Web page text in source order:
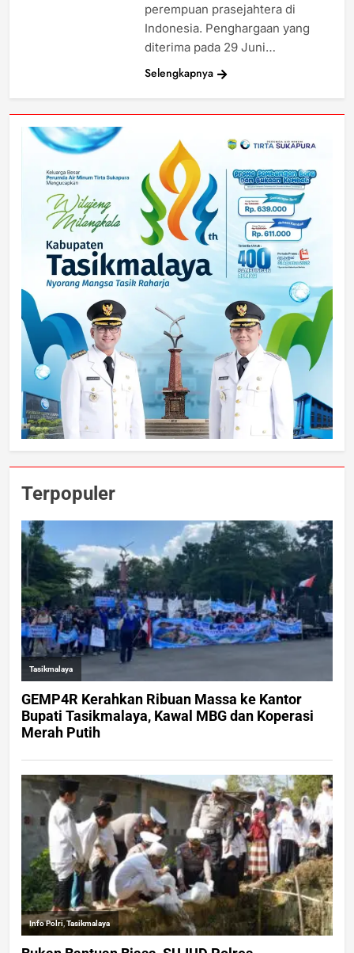
perempuan prasejahtera di
Indonesia. Penghargaan yang
diterima pada 29 Juni…
Selengkapnya
Terpopuler